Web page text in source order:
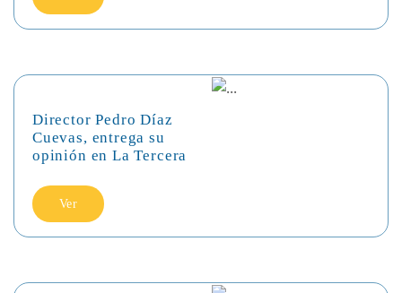
Director Pedro Díaz
Cuevas, entrega su
opinión en La Tercera
Ver